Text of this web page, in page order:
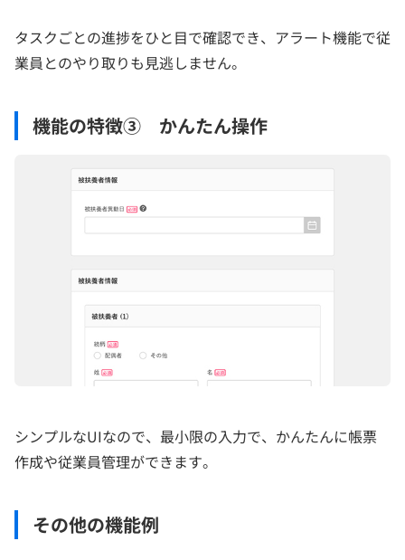
タスクごとの進捗をひと目で確認でき、アラート機能で従
業員とのやり取りも見逃しません。
機能の特徴③ かんたん操作
シンプルなUIなので、最小限の入力で、かんたんに帳票
作成や従業員管理ができます。
その他の機能例